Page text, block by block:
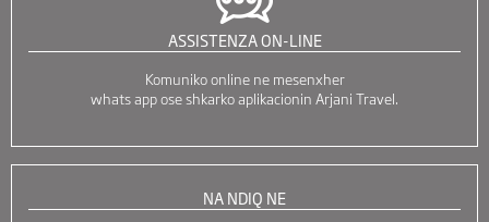
ASSISTENZA ON-LINE
Komuniko online ne mesenxher
whats app ose shkarko aplikacionin Arjani Travel.
NA NDIQ NE